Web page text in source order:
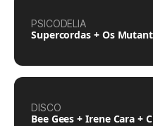
PSICODELIA
Supercordas + Os
DISCO
Bee Gees + Irene Cara +